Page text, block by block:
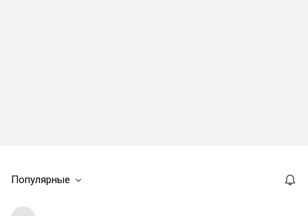
Популярные